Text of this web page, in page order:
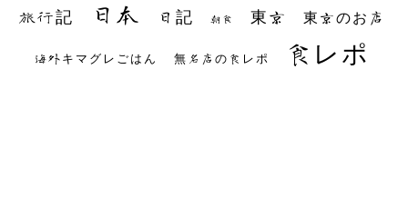
旅行記 日本 日記 朝食 東京 東京のお店
海外キマグレごはん 無名店の食レポ 食レポ